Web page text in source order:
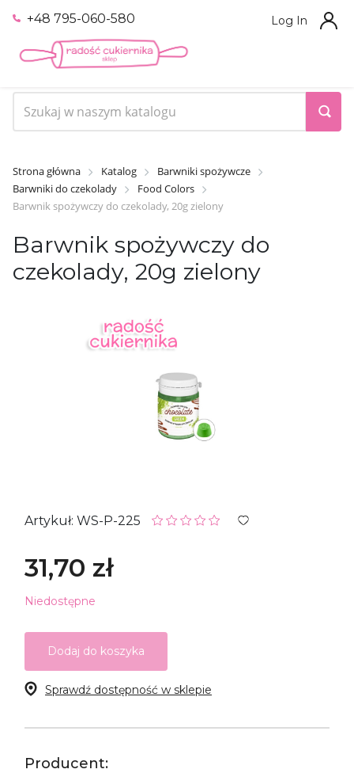
+48 795-060-580 Log In
Strona główna Katalog
Barwniki spożywcze
Barwniki do czekolady
Food Colors
Barwnik spożywczy do czekolady, 20g zielony
Barwnik spożywczy do
czekolady, 20g zielony
Artykuł: WS-P-225
31,70 zł
Niedostępne
Dodaj do koszyka
Sprawdź dostępność w sklepie
Producent: